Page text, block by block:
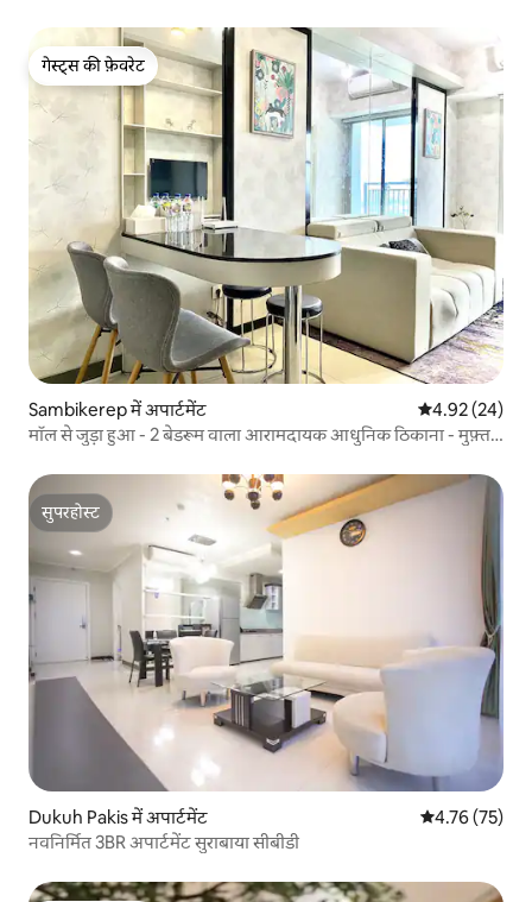
गेस्ट्स की फ़ेवरेट
गेस्ट्स की फ़ेवरेट
Sambikerep में अपार्टमेंट औसत रेटिंग 5 में
4.92 (24)
मॉल से जुड़ा हुआ - 2 बेडरूम वाला आरामदायक आधुनिक ठिकाना - मुफ़्त
सुपरहोस्ट
सुपरहोस्ट
Dukuh Pakis में अपार्टमेंट औसत रेटिंग 5 में
4.76 (75)
नवनिर्मित 3BR अपार्टमेंट सुराबाया सीबीडी